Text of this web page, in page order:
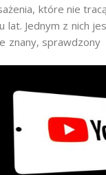
które nie
lat. Jednym z nich
znany, sprawdzony